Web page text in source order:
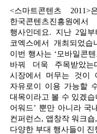
<스마트콘텐츠 2011>
한국콘텐츠진흥원
행사인데요. 지난 2일
코엑스에서 개최되었
이번 행사는 ‘모바일콘
바꿔 더욱 주목받았
시장에서 머무는 것이
자유로이 이용 가능할
대목이라고 볼 수 있겠
어워드’ 뿐만 아니라 국
컨퍼런스, 앱창작 워크
다양한 부대 행사들이